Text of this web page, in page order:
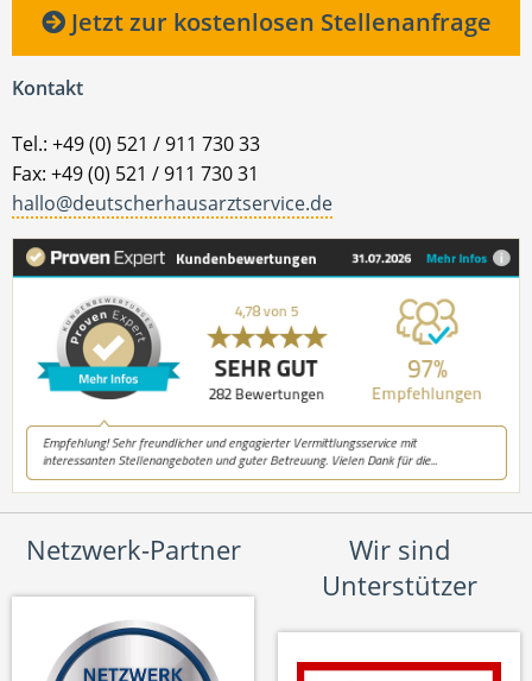
Jetzt zur kostenlosen Stellenanfrage
Kontakt
Tel.: +49 (0) 521 / 911 730 33
Fax: +49 (0) 521 / 911 730 31
hallo@deutscherhausarztservice.de
Netzwerk-Partner
Wir sind
Unterstützer